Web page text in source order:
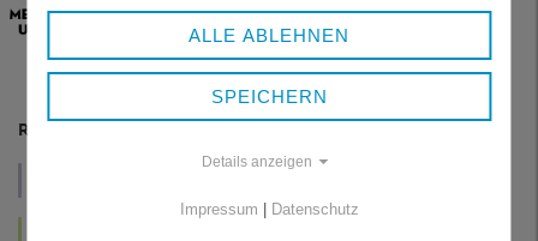
RESSORTS
WIRTSCHAFT
KUNST
ALLE ABLEHNEN
SPEICHERN
Details anzeigen
Impressum | Datenschutz